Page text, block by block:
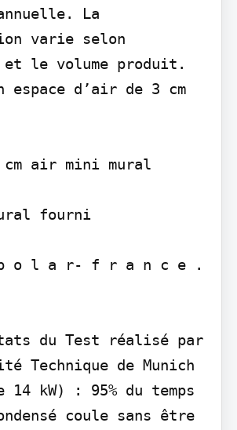
La
varie selon
le volume produit.
espace d’air de 3 cm
cm air mini mural
fourni
p o l a r- f r a n c e .
du Test réalisé par
Technique de Munich
14 kW) : 95% du temps
coule sans être